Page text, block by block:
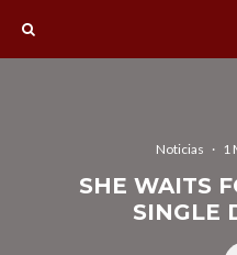
Noticias · 1
SHE WAITS
SINGLE